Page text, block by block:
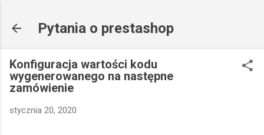
Pytania o prestashop
Konfiguracja wartości kodu
wygenerowanego na następne
zamówienie
stycznia 20, 2020